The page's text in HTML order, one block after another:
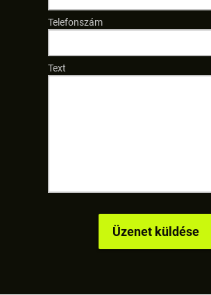
Telefonszám
Text